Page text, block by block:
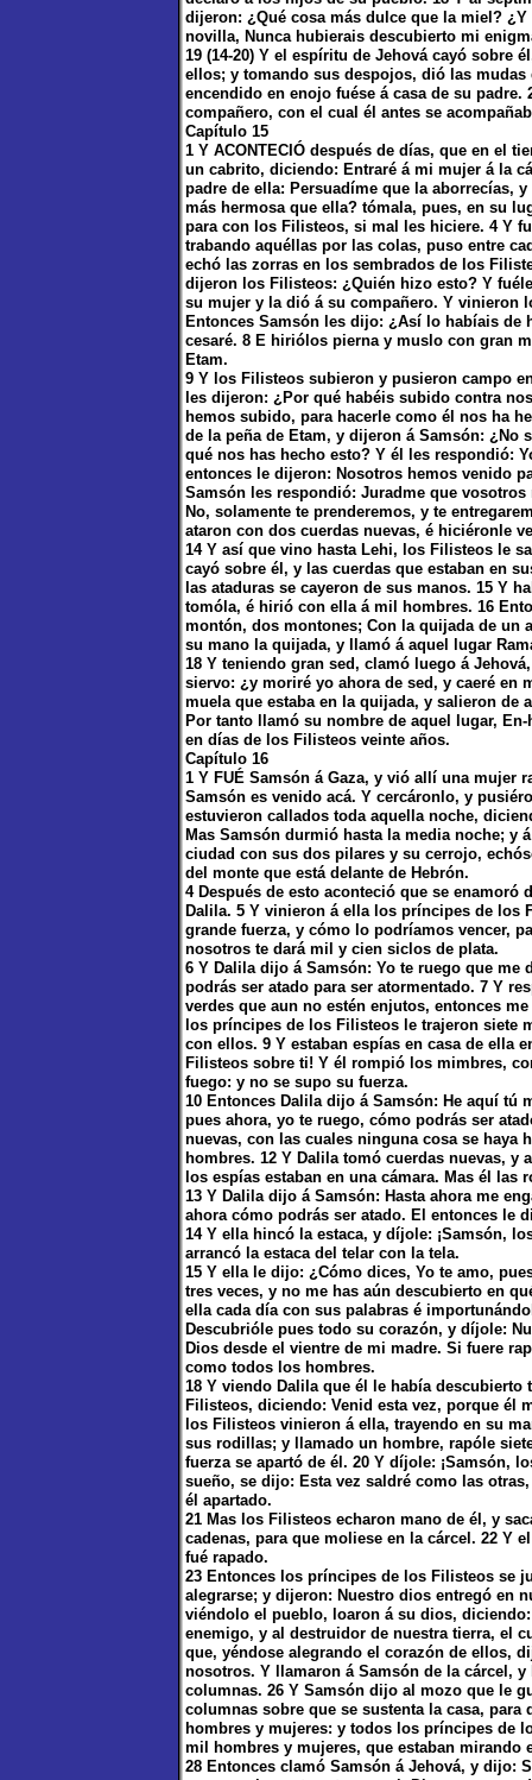
dijeron: ¿Qué cosa más dulce que la miel?
novilla, Nunca hubierais descubierto mi
19 (14-20) Y el espíritu de Jehová cayó sobre
ellos; y tomando sus despojos, dió las
encendido en enojo fuése á casa de su padre.
compañero, con el cual él antes se
Capítulo 15
1 Y ACONTECIÓ después de días, que en el
un cabrito, diciendo: Entraré á mi mujer á la
padre de ella: Persuadíme que la aborrecías,
más hermosa que ella? tómala, pues, en su
para con los Filisteos, si mal les hiciere. 4 Y
trabando aquéllas por las colas, puso entre
echó las zorras en los sembrados de los
dijeron los Filisteos: ¿Quién hizo esto? Y
su mujer y la dió á su compañero. Y vinieron
Entonces Samsón les dijo: ¿Así lo habíais de
cesaré. 8 E hiriólos pierna y muslo con gran
Etam.
9 Y los Filisteos subieron y pusieron campo
les dijeron: ¿Por qué habéis subido contra
hemos subido, para hacerle como él nos ha
de la peña de Etam, y dijeron á Samsón:
qué nos has hecho esto? Y él les respondió:
entonces le dijeron: Nosotros hemos venido
Samsón les respondió: Juradme que
No, solamente te prenderemos, y te
ataron con dos cuerdas nuevas, é hiciéronle
14 Y así que vino hasta Lehi, los Filisteos le
cayó sobre él, y las cuerdas que estaban en
las ataduras se cayeron de sus manos. 15 Y
tomóla, é hirió con ella á mil hombres. 16
montón, dos montones; Con la quijada de un
su mano la quijada, y llamó á aquel lugar
18 Y teniendo gran sed, clamó luego á
siervo: ¿y moriré yo ahora de sed, y caeré en
muela que estaba en la quijada, y salieron
Por tanto llamó su nombre de aquel lugar,
en días de los Filisteos veinte años.
Capítulo 16
1 Y FUÉ Samsón á Gaza, y vió allí una mujer
Samsón es venido acá. Y cercáronlo, y
estuvieron callados toda aquella noche,
Mas Samsón durmió hasta la media noche; y
ciudad con sus dos pilares y su cerrojo,
del monte que está delante de Hebrón.
4 Después de esto aconteció que se
Dalila. 5 Y vinieron á ella los príncipes de los
grande fuerza, y cómo lo podríamos vencer,
nosotros te dará mil y cien siclos de plata.
6 Y Dalila dijo á Samsón: Yo te ruego que me
podrás ser atado para ser atormentado. 7 Y
verdes que aun no estén enjutos, entonces
los príncipes de los Filisteos le trajeron siete
con ellos. 9 Y estaban espías en casa de ella
Filisteos sobre ti! Y él rompió los mimbres,
fuego: y no se supo su fuerza.
10 Entonces Dalila dijo á Samsón: He aquí tú
pues ahora, yo te ruego, cómo podrás ser
nuevas, con las cuales ninguna cosa se haya
hombres. 12 Y Dalila tomó cuerdas nuevas,
los espías estaban en una cámara. Mas él
13 Y Dalila dijo á Samsón: Hasta ahora me
ahora cómo podrás ser atado. El entonces le
14 Y ella hincó la estaca, y díjole: ¡Samsón,
arrancó la estaca del telar con la tela.
15 Y ella le dijo: ¿Cómo dices, Yo te amo,
tres veces, y no me has aún descubierto en
ella cada día con sus palabras é
Descubrióle pues todo su corazón, y díjole:
Dios desde el vientre de mi madre. Si fuere
como todos los hombres.
18 Y viendo Dalila que él le había
Filisteos, diciendo: Venid esta vez, porque él
los Filisteos vinieron á ella, trayendo en su
sus rodillas; y llamado un hombre, rapóle
fuerza se apartó de él. 20 Y díjole: ¡Samsón,
sueño, se dijo: Esta vez saldré como las
él apartado.
21 Mas los Filisteos echaron mano de él, y
cadenas, para que moliese en la cárcel. 22 Y
fué rapado.
23 Entonces los príncipes de los Filisteos se
alegrarse; y dijeron: Nuestro dios entregó en
viéndolo el pueblo, loaron á su dios,
enemigo, y al destruidor de nuestra tierra, el
que, yéndose alegrando el corazón de ellos,
nosotros. Y llamaron á Samsón de la cárcel,
columnas. 26 Y Samsón dijo al mozo que le
columnas sobre que se sustenta la casa, para
hombres y mujeres: y todos los príncipes de
mil hombres y mujeres, que estaban mirando
28 Entonces clamó Samsón á Jehová, y dijo: